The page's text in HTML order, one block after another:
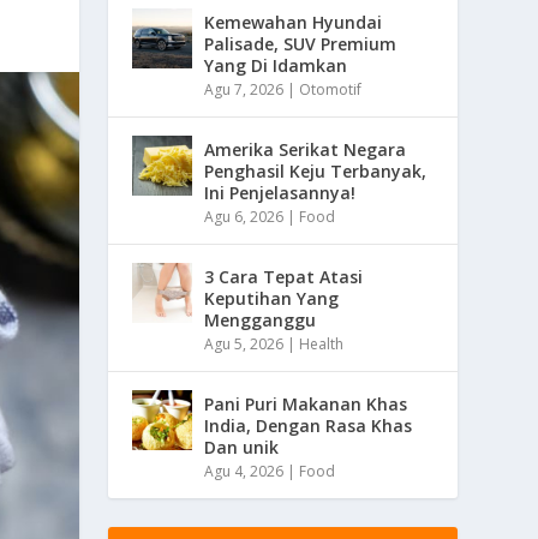
Kemewahan Hyundai
Palisade, SUV Premium
Yang Di Idamkan
Agu 7, 2026 | Otomotif
Amerika Serikat Negara
Penghasil Keju Terbanyak,
Ini Penjelasannya!
Agu 6, 2026 | Food
3 Cara Tepat Atasi
Keputihan Yang
Mengganggu
Agu 5, 2026 | Health
Pani Puri Makanan Khas
India, Dengan Rasa Khas
Dan unik
Agu 4, 2026 | Food